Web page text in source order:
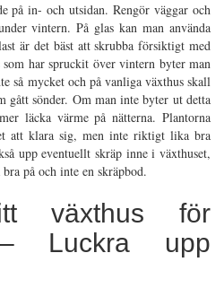
på in- och utsidan. Rengör väggar och
vintern. På glas kan man använda
är det bäst att skrubba försiktigt med
har spruckit över vintern byter man
så mycket och på vanliga växthus skall
gått sönder. Om man inte byter ut detta
läcka värme på nätterna. Plantorna
att klara sig, men inte riktigt lika bra
upp eventuellt skräp inne i växthuset,
på och inte en skräpbod.
växthus för
– Luckra upp